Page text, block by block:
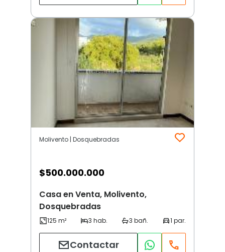
Molivento | Dosquebradas
$500.000.000
Casa en Venta, Molivento,
Dosquebradas
Contactar